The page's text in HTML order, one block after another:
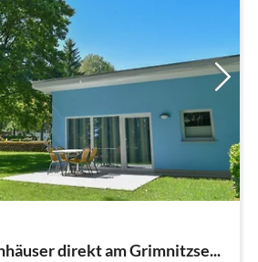
direkt am Grimnitzse...